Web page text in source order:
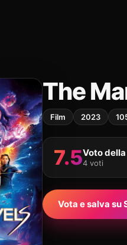
The
Film 2023
7.5Voto
4 voti
Vota e salva su